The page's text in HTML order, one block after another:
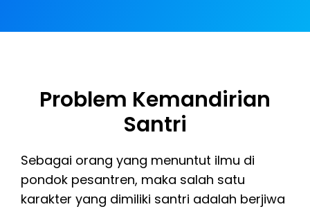
Problem Kemandirian
Santri
Sebagai orang yang menuntut ilmu di
pondok pesantren, maka salah satu
karakter yang dimiliki santri adalah berjiwa